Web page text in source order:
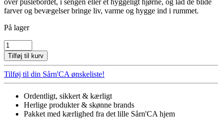
over puslebordet, i sengen eller et hyggeligt hjørne, og lad de blide
farver og bevægelser bringe liv, varme og hygge ind i rummet.
På lager
URO
-
SOMMERFUGLE
antal
Tilføj til kurv
Tilføj til din Sårn'CA ønskeliste!
Ordentligt, sikkert & kærligt
Herlige produkter & skønne brands
Pakket med kærlighed fra det lille Sårn'CA hjem